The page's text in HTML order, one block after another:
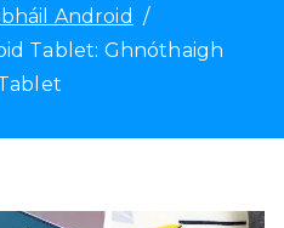
Android
Tablet: Ghnóthaigh